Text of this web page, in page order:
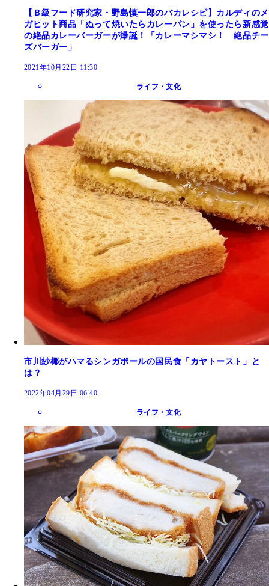
【Ｂ級フード研究家・野島慎一郎のバカレシピ】カルディのメ
ガヒット商品「ぬって焼いたらカレーパン」を使ったら新感覚
の絶品カレーバーガーが爆誕！「カレーマシマシ！ 絶品チー
ズバーガー」
2021年10月22日 11:30
ライフ・文化
市川紗椰がハマるシンガポールの国民食「カヤトースト」と
は？
2022年04月29日 06:40
ライフ・文化